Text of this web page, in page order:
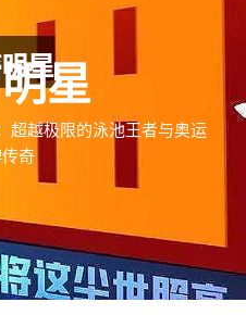
星
超越极限的泳池王者与奥运
奇